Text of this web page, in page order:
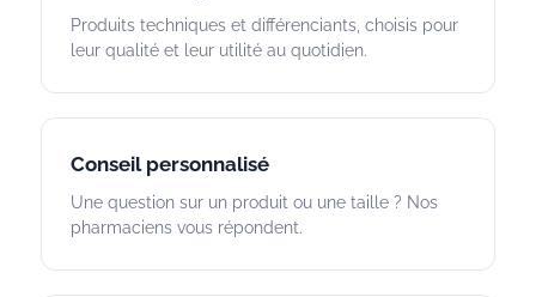
Produits techniques et différenciants, choisis pour
leur qualité et leur utilité au quotidien.
Conseil personnalisé
Une question sur un produit ou une taille ? Nos
pharmaciens vous répondent.